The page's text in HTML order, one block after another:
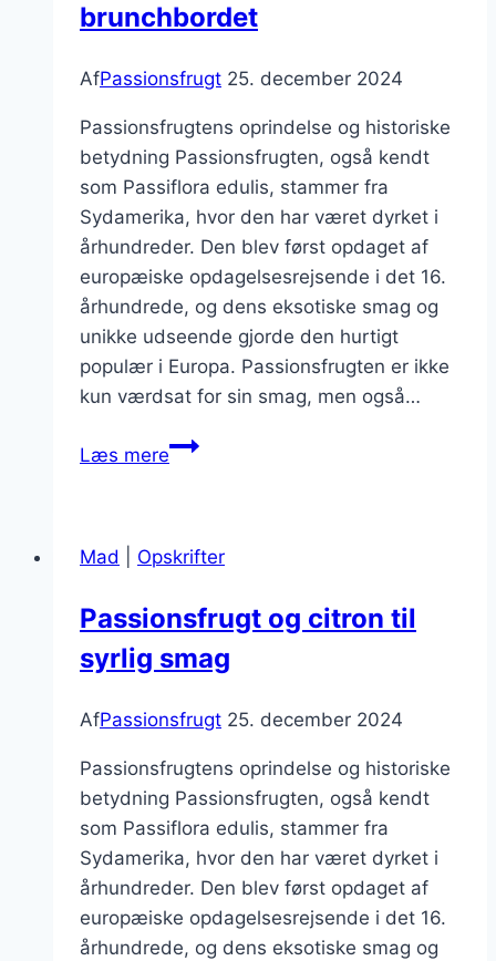
brunchbordet
AfPassionsfrugt 25. december 2024
Passionsfrugtens oprindelse og historiske
betydning Passionsfrugten, også kendt
som Passiflora edulis, stammer fra
Sydamerika, hvor den har været dyrket i
århundreder. Den blev først opdaget af
europæiske opdagelsesrejsende i det 16.
århundrede, og dens eksotiske smag og
unikke udseende gjorde den hurtigt
populær i Europa. Passionsfrugten er ikke
kun værdsat for sin smag, men også…
Læs merePassionsfrugt
Mad
Opskrifter
Passionsfrugt og citron til
syrlig smag
AfPassionsfrugt 25. december 2024
Passionsfrugtens oprindelse og historiske
betydning Passionsfrugten, også kendt
som Passiflora edulis, stammer fra
Sydamerika, hvor den har været dyrket i
århundreder. Den blev først opdaget af
europæiske opdagelsesrejsende i det 16.
århundrede, og dens eksotiske smag og